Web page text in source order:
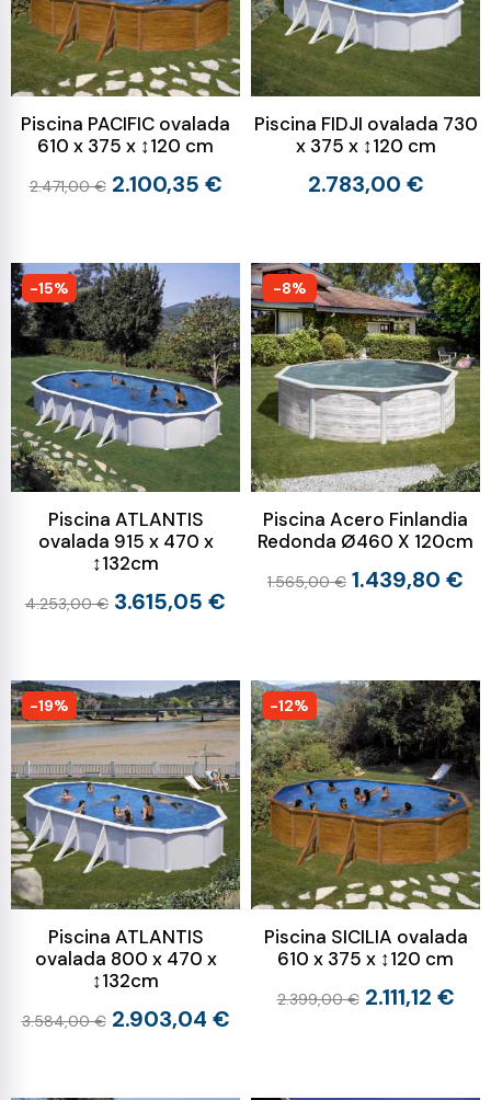
Piscina PACIFIC ovalada
610 x 375 x ↕120 cm
2.471,00 € 2.100,35 €
Piscina FIDJI ovalada 730
x 375 x ↕120 cm
2.783,00 €
-15%
Piscina ATLANTIS
ovalada 915 x 470 x
↕132cm
4.253,00 € 3.615,05 €
-8%
Piscina Acero Finlandia
Redonda Ø460 X 120cm
1.565,00 € 1.439,80 €
-19%
Piscina ATLANTIS
ovalada 800 x 470 x
↕132cm
3.584,00 € 2.903,04 €
-12%
Piscina SICILIA ovalada
610 x 375 x ↕120 cm
2.399,00 € 2.111,12 €